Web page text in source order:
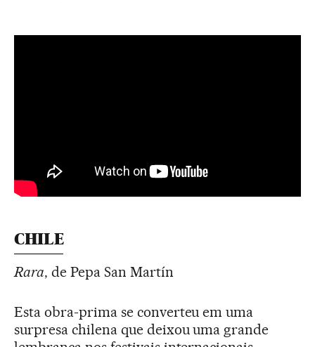
CHILE
Rara, de Pepa San Martín
Esta obra-prima se converteu em uma
surpresa chilena que deixou uma grande